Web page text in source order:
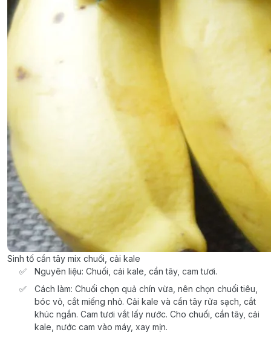
Sinh tố cần tây mix chuối, cải kale
Nguyên liệu: Chuối, cải kale, cần tây, cam tươi.
Cách làm: Chuối chọn quả chín vừa, nên chọn chuối tiêu,
bóc vỏ, cắt miếng nhỏ. Cải kale và cần tây rửa sạch, cắt
khúc ngắn. Cam tươi vắt lấy nước. Cho chuối, cần tây, cải
kale, nước cam vào máy, xay mịn.